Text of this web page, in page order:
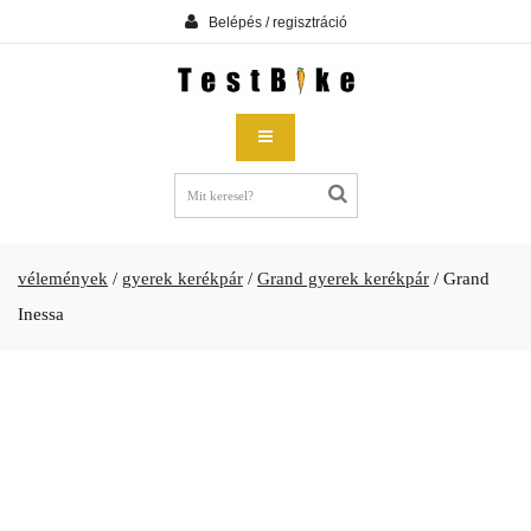
Belépés / regisztráció
vélemények / gyerek kerékpár / Grand gyerek kerékpár / Grand
Inessa